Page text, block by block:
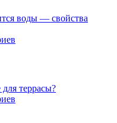
воды — свойства
террасы?